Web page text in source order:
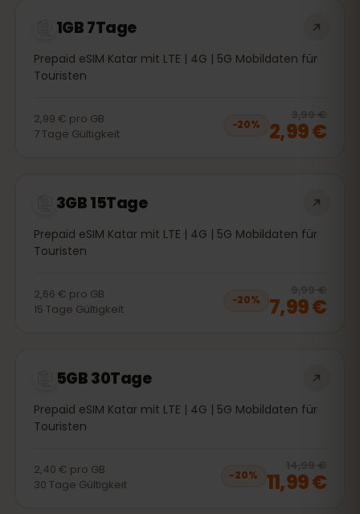
1GB 7Tage
Prepaid eSIM Katar mit LTE | 4G | 5G Mobildaten für
Touristen
2,99 € pro GB
7Tage Gültigkeit
−20%
3,99 €
2,99 €
3GB 15Tage
Prepaid eSIM Katar mit LTE | 4G | 5G Mobildaten für
Touristen
2,66 € pro GB
15 Tage Gültigkeit
−20%
9,99 €
7,99 €
5GB 30Tage
Prepaid eSIM Katar mit LTE | 4G | 5G Mobildaten für
Touristen
2,40 € pro GB
30 Tage Gültigkeit
−20%
14,99 €
11,99 €